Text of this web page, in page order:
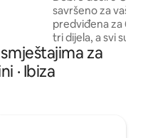
savršeno za vaš
predviđena za 6
tri dijela, a svi su
spavaća soba
kupaonicu, a tu
i kuhinja
za
· Ibiza